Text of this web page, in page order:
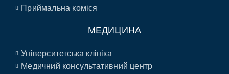
Приймальна коміся
МЕДИЦИНА
Університетська клініка
Медичний консультативний центр